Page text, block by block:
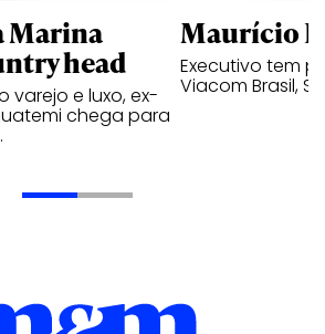
Marina
head
varejo e luxo, ex-
chega para
Maurício
Executivo tem
Viacom Brasil,